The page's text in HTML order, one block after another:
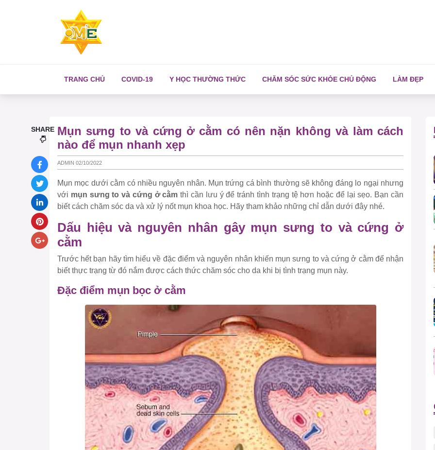
TRANG CHỦ COVID-19 Y HỌC THƯỜNG THỨC CHĂM SÓC SỨC KHỎE CHỦ ĐỘNG LÀM ĐẸP
Mụn sưng to và cứng ở cằm có nên nặn không và làm cách
nào để mụn nhanh xẹp
ADMIN 02/10/2022
Mụn mọc dưới cằm có nhiều nguyên nhân. Mụn trứng cá bình thường sẽ không đáng lo ngại nhưng
với mụn sưng to và cứng ở cằm thì cần lưu ý để tránh tình trạng tệ hơn hoặc để lại sẹo. Bạn cần
biết cách chăm sóc da và xử lý nốt mụn khoa học. Hãy tham khảo những chỉ dẫn dưới đây nhé.
Dấu hiệu và nguyên nhân gây mụn sưng to và cứng ở
cằm
Trước hết bạn hãy tìm hiểu về đặc điểm và nguyên nhân khiến mụn sưng to và cứng ở cằm để nhận
biết thực trạng từ đó nắm được cách thức chăm sóc cho da khi bị tình trạng mụn này.
Đặc điểm mụn bọc ở cằm
SHARE